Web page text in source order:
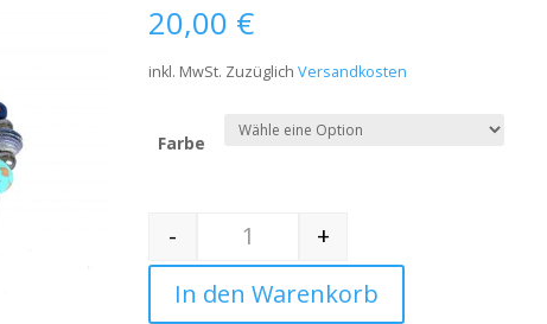
20,00 €
inkl. MwSt. ZuzüglichVersandkosten
Farbe
Quantity
-
+
In den Warenkorb